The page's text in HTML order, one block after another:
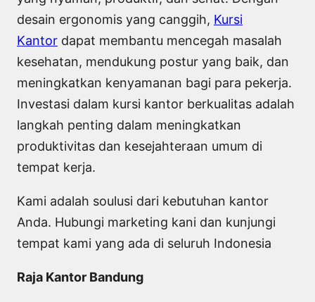
desain ergonomis yang canggih, Kursi
Kantor dapat membantu mencegah masalah
kesehatan, mendukung postur yang baik, dan
meningkatkan kenyamanan bagi para pekerja.
Investasi dalam kursi kantor berkualitas adalah
langkah penting dalam meningkatkan
produktivitas dan kesejahteraan umum di
tempat kerja.
Kami adalah soulusi dari kebutuhan kantor
Anda. Hubungi marketing kani dan kunjungi
tempat kami yang ada di seluruh Indonesia
Raja Kantor Bandung